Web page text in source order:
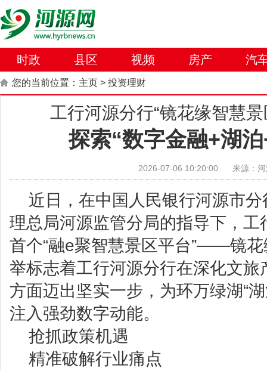
时政 县区 视频 房产 汽
您的当前位置： 主页 > 投资理财
工行河源分行“镜花缘智慧
探索“数字金融+湖
2026-07-06 10:20:00 来源：
近日，在中国人民银行河源市
理总局河源监管分局的指导下，工
首个“融e聚智慧景区平台”——镜
举标志着工行河源分行在深化文旅
方面迈出坚实一步，为环万绿湖“
注入强劲数字动能。
抢抓政策机遇
精准破解行业痛点